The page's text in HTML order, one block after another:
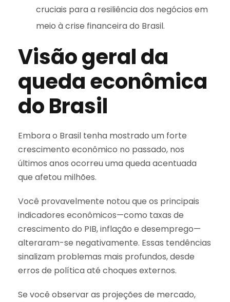
cruciais para a resiliência dos negócios em
meio à crise financeira do Brasil.
Visão geral da
queda econômica
do Brasil
Embora o Brasil tenha mostrado um forte
crescimento econômico no passado, nos
últimos anos ocorreu uma queda acentuada
que afetou milhões.
Você provavelmente notou que os principais
indicadores econômicos—como taxas de
crescimento do PIB, inflação e desemprego—
alteraram-se negativamente. Essas tendências
sinalizam problemas mais profundos, desde
erros de política até choques externos.
Se você observar as projeções de mercado,